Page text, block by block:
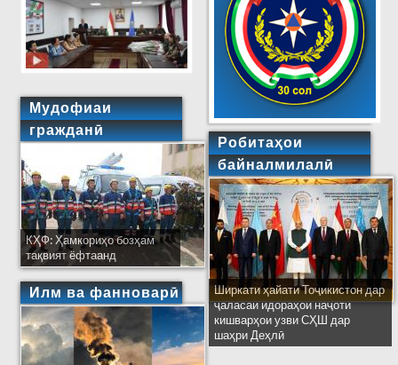
Мудофиаи
гражданӣ
КҲФ: Ҳамкориҳо бозҳам
тақвият ёфтаанд
Илм ва фанноварӣ
Робитаҳои
байналмилалӣ
Ширкати ҳайати Тоҷикистон дар
ҷаласаи идораҳои наҷоти
кишварҳои узви СҲШ дар
шаҳри Деҳлӣ